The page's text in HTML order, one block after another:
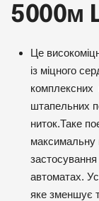
5000м
Це
із міцного
комплексних
штапельних
ниток.Таке
максимальну
автоматах.
яке зменшує